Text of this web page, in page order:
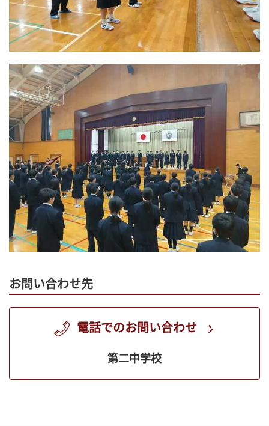
お問い合わせ先
電話でのお問い合わせ
第二中学校